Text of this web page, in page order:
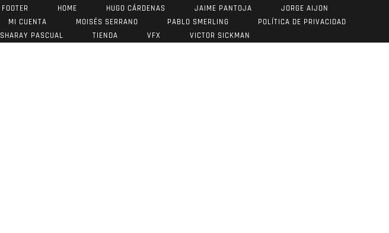
FOOTER HOME HUGO CÁRDENAS JAIME PANTOJA
JORGE AIJON
MI CUENTA MOISÉS SERRANO PABLO SMERLING
POLÍTICA DE PRIVACIDAD
SHARAY PASCUAL TIENDA VFX VICTOR SICKMAN